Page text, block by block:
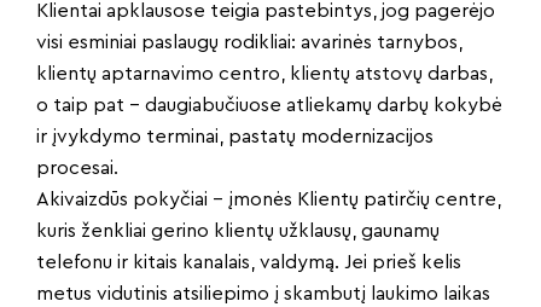
Klientai apklausose teigia pastebintys, jog pagerėjo
visi esminiai paslaugų rodikliai: avarinės tarnybos,
klientų aptarnavimo centro, klientų atstovų darbas,
o taip pat – daugiabučiuose atliekamų darbų kokybė
ir įvykdymo terminai, pastatų modernizacijos
procesai.
Akivaizdūs pokyčiai – įmonės Klientų patirčių centre,
kuris ženkliai gerino klientų užklausų, gaunamų
telefonu ir kitais kanalais, valdymą. Jei prieš kelis
metus vidutinis atsiliepimo į skambutį laukimo laikas